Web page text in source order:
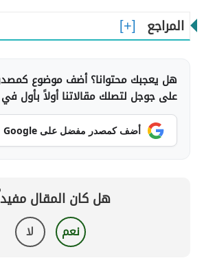
المراجع
هل يعجبك محتوانا؟ أضف موضوع
على جوجل لتصلك مقالاتنا أولاً بأول في
أضف كمصدر مفضل على Google
هل كان المقال
نعم لا